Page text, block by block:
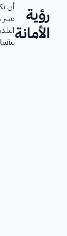
رؤية
الأمانة
أن
عشر